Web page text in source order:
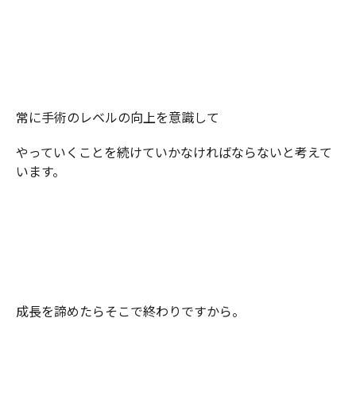
常に手術のレベルの向上を意識して
やっていくことを続けていかなければならないと考えて
います。
成長を諦めたらそこで終わりですから。